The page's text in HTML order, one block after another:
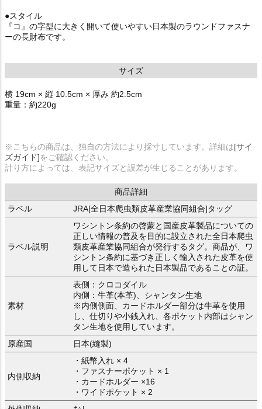
●スタイル
『コ』の字型に大きく開いて使いやすい日本製のラウンドファスナ
ーの長財布です。
サイズ
横 19cm × 縦 10.5cm × 厚み 約2.5cm
重量：約220g
※こちらの商品は、独自の方法により採寸しています。詳細は[サイ
ズガイド]をご確認ください。
計り方によっては、表記サイズと誤差が生じることがあります。
商品詳細
ラベル
JRA[全日本爬虫類皮革産業協同組合]タッグ
ラベル説明
ワシントン条約の啓蒙と国産皮革製品についての
正しい情報の普及を目的に設立された全日本爬虫
類皮革産業協同組合が発行するタグ。商品が、ワ
シントン条約に基づき正しく輸入された皮革を使
用して日本で造られた日本製品であることの証。
素材
表側：クロコダイル
内側：牛革(本革)、シャンタン生地
※内側側面、カードホルダー部分は牛革を使用
し、仕切りや小銭入れ、各ポケット内部はシャン
タン生地を使用しています。
原産国
日本(縫製)
内側収納
・紙幣入れ × 4
・ファスナーポケット × 1
・カードホルダー ×16
・ワイドポケット × 2